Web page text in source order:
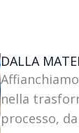
DALLA
nella
processo,